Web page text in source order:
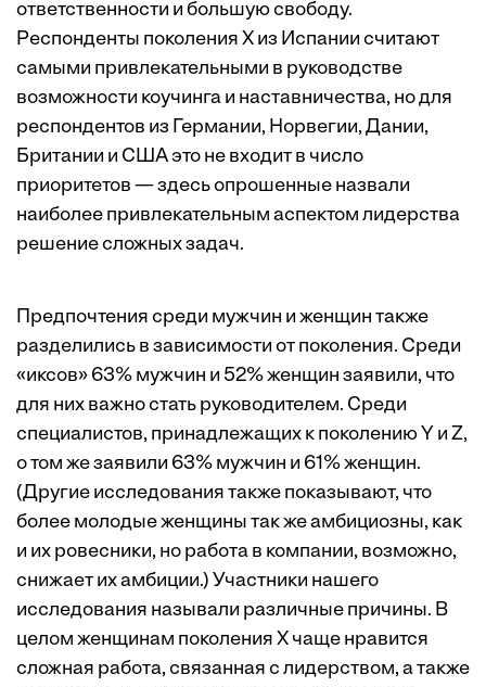
ответственности и большую свободу.
Респонденты поколения Х из Испании считают
самыми привлекательными в руководстве
возможности коучинга и наставничества, но для
респондентов из Германии, Норвегии, Дании,
Британии и США это не входит в число
приоритетов — здесь опрошенные назвали
наиболее привлекательным аспектом лидерства
решение сложных задач.
Предпочтения среди мужчин и женщин также
разделились в зависимости от поколения. Среди
«иксов» 63% мужчин и 52% женщин заявили, что
для них важно стать руководителем. Среди
специалистов, принадлежащих к поколению Y и Z,
о том же заявили 63% мужчин и 61% женщин.
(Другие исследования также показывают, что
более молодые женщины так же амбициозны, как
и их ровесники, но работа в компании, возможно,
снижает их амбиции.) Участники нашего
исследования называли различные причины. В
целом женщинам поколения Х чаще нравится
сложная работа, связанная с лидерством, а также